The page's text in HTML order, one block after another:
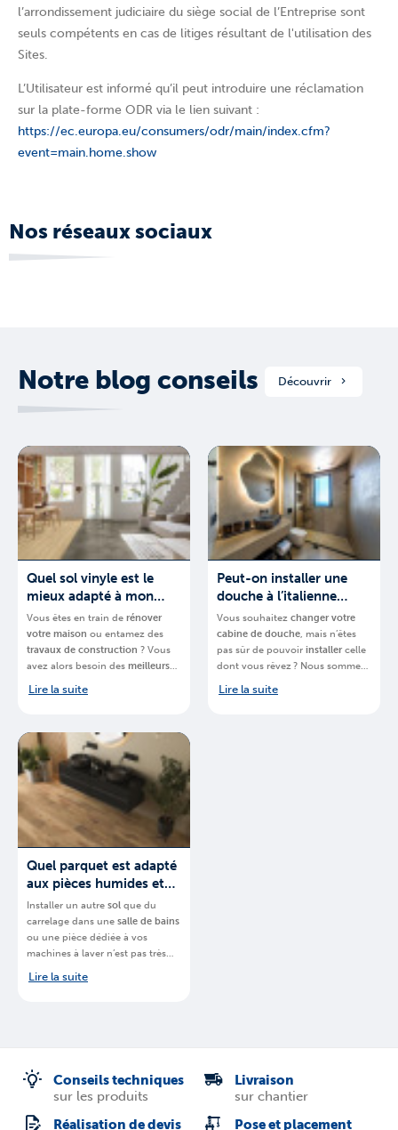
l’arrondissement judiciaire du siège social de l’Entreprise sont
seuls compétents en cas de litiges résultant de l'utilisation des
Sites.
L’Utilisateur est informé qu’il peut introduire une réclamation
sur la plate-forme ODR via le lien suivant :
https://ec.europa.eu/consumers/odr/main/index.cfm?
event=main.home.show
Nos réseaux sociaux
Notre blog conseils Découvrir
Quel sol vinyle est le
mieux adapté à mon
projet ?
Vous êtes en train de rénover
votre maison ou entamez des
travaux de construction ? Vous
avez alors besoin des meilleurs
magasins spécialisés, vous
marque Quick-Step
choisir pour
votre projet.
Lire la suite
Peut-on installer une
douche à l’italienne
partout ?
Vous souhaitez changer votre
cabine de douche, mais n’êtes
pas sûr de pouvoir installer celle
dont vous rêvez ? Nous sommes-
chaine de magasins spécialisés,
Lire la suite
Quel parquet est adapté
aux pièces humides et
quelles précautions
prendre ?
Installer un autre sol que du
carrelage dans une salle de bains
ou une pièce dédiée à vos
machines à laver n’est pas très
possible.BigMat
Lire la suite
Conseils techniques
sur les produits
Livraison
sur chantier
Réalisation de devis
Pose et placement